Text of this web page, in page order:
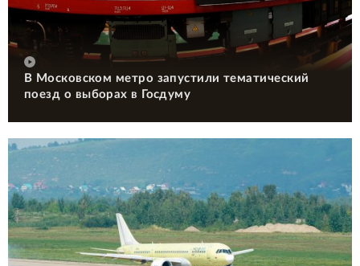
В Московском метро запустили тематический
поезд о выборах в Госдуму